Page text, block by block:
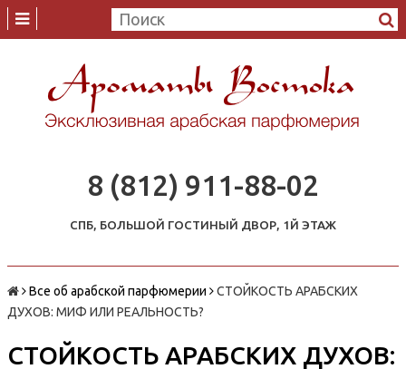
8 (812) 911-88-02
СПБ, БОЛЬШОЙ ГОСТИНЫЙ ДВОР, 1Й ЭТАЖ
Все об арабской парфюмерии
СТОЙКОСТЬ АРАБСКИХ
ДУХОВ: МИФ ИЛИ РЕАЛЬНОСТЬ?
СТОЙКОСТЬ АРАБСКИХ ДУХОВ: